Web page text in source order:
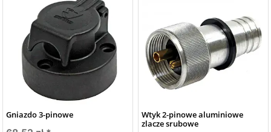
Gniazdo 3-pinowe
Wtyk 2-pinowe aluminiowe
zlacze srubowe